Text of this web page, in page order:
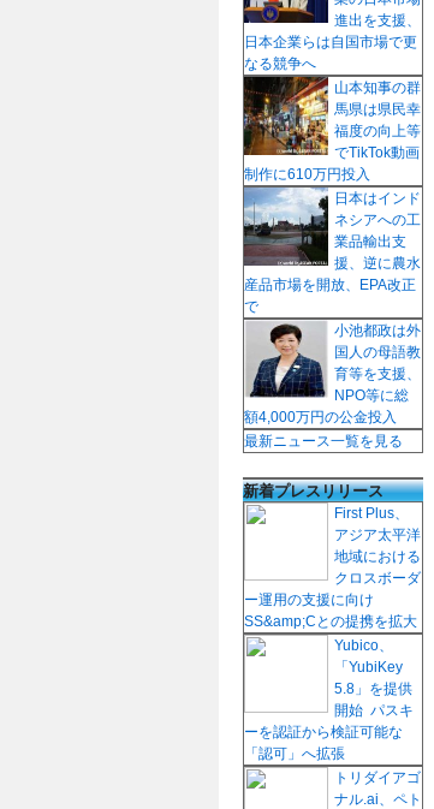
進出を支援、
日本企業らは自国市場で更
なる競争へ
山本知事の群
馬県は県民幸
福度の向上等
でTikTok動画
制作に610万円投入
日本はインド
ネシアへの工
業品輸出支
援、逆に農水
産品市場を開放、EPA改正
で
小池都政は外
国人の母語教
育等を支援、
NPO等に総
額4,000万円の公金投入
最新ニュース一覧を見る
新着プレスリリース
First Plus、
アジア太平洋
地域における
クロスボーダ
ー運用の支援に向け
SS&amp;Cとの提携を拡大
Yubico、
「YubiKey
5.8」を提供
開始 パスキ
ーを認証から検証可能な
「認可」へ拡張
トリダイアゴ
ナル.ai、ペト